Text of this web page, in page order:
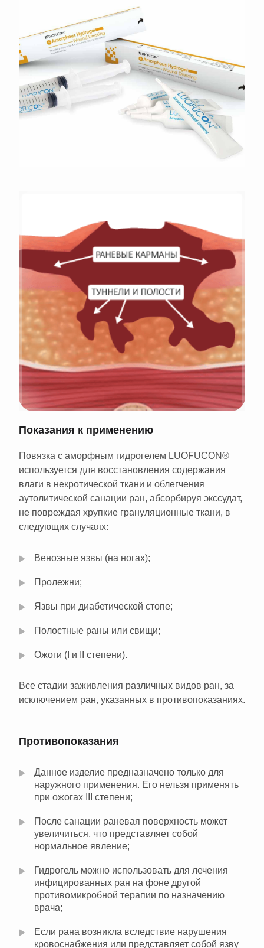
Показания к применению
Повязка с аморфным гидрогелем LUOFUCON®
используется для восстановления содержания
влаги в некротической ткани и облегчения
аутолитической санации ран, абсорбируя экссудат,
не повреждая хрупкие грануляционные ткани, в
следующих случаях:
Венозные язвы (на ногах);
Пролежни;
Язвы при диабетической стопе;
Полостные раны или свищи;
Ожоги (I и II степени).
Все стадии заживления различных видов ран, за
исключением ран, указанных в противопоказаниях.
Противопоказания
Данное изделие предназначено только для
наружного применения. Его нельзя применять
при ожогах III степени;
После санации раневая поверхность может
увеличиться, что представляет собой
нормальное явление;
Гидрогель можно использовать для лечения
инфицированных ран на фоне другой
противомикробной терапии по назначению
врача;
Если рана возникла вследствие нарушения
кровоснабжения или представляет собой язву